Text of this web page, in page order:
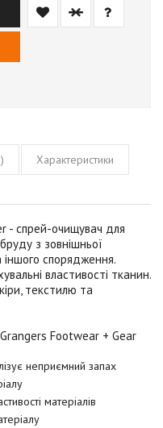
Характеристики
- спрей-очищувач для
з зовнішньої
іншого спорядження.
властивості тканин.
текстилю та
Footwear + Gear
неприємний запах
матеріалів